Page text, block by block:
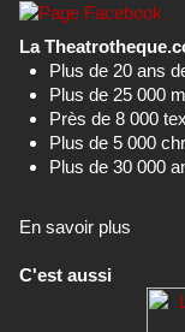
La
Plus de 20 ans
Plus de 25 000
Près de 8 000
Plus de 5 000
Plus de 30 000
En savoir plus
C'est aussi